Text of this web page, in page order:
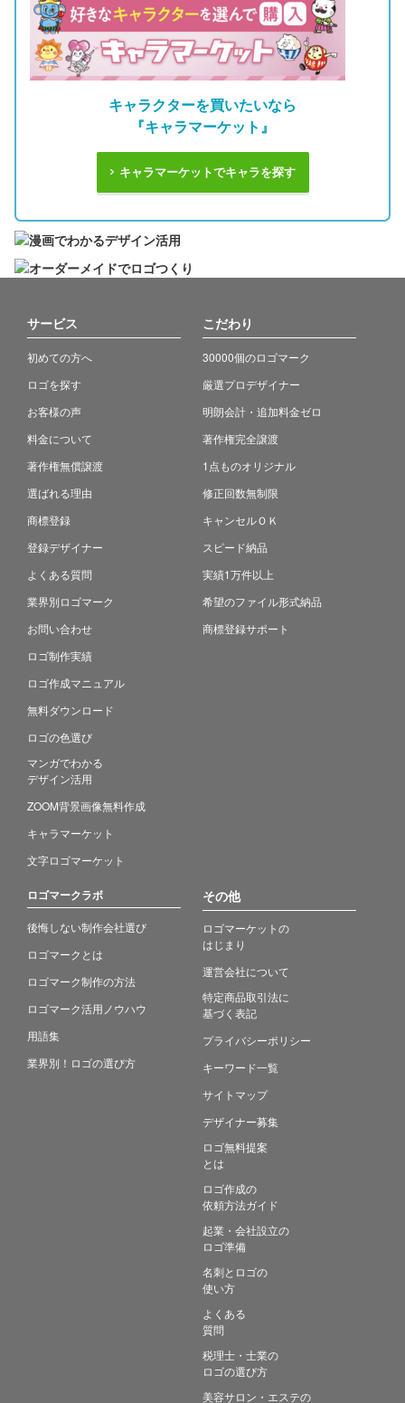
キャラクターを買いたいなら
『キャラマーケット』
キャラマーケットでキャラを探す
サービス
初めての方へ
ロゴを探す
お客様の声
料金について
著作権無償譲渡
選ばれる理由
商標登録
登録デザイナー
よくある質問
業界別ロゴマーク
お問い合わせ
ロゴ制作実績
ロゴ作成マニュアル
無料ダウンロード
ロゴの色選び
マンガでわかる
デザイン活用
ZOOM背景画像無料作成
キャラマーケット
文字ロゴマーケット
こだわり
30000個のロゴマーク
厳選プロデザイナー
明朗会計・追加料金ゼロ
著作権完全譲渡
1点ものオリジナル
修正回数無制限
キャンセルＯＫ
スピード納品
実績1万件以上
希望のファイル形式納品
商標登録サポート
ロゴマークラボ
後悔しない制作会社選び
ロゴマークとは
ロゴマーク制作の方法
ロゴマーク活用ノウハウ
用語集
業界別！ロゴの選び方
その他
ロゴマーケットの
はじまり
運営会社について
特定商品取引法に
基づく表記
プライバシーポリシー
キーワード一覧
サイトマップ
デザイナー募集
ロゴ無料提案
とは
ロゴ作成の
依頼方法ガイド
起業・会社設立の
ロゴ準備
名刺とロゴの
使い方
よくある
質問
税理士・士業の
ロゴの選び方
美容サロン・エステの